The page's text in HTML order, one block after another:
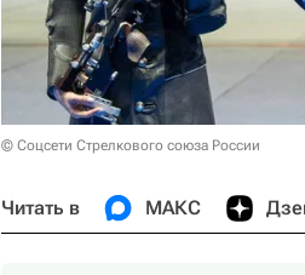
© Соцсети Стрелкового союза России
Читать в МАКС